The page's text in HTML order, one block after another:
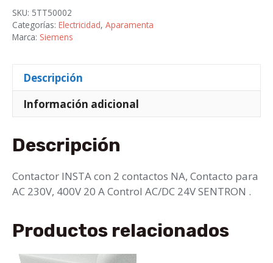
NA,
AC,
400
20
control
AC/DC
SKU: 5TT50002
Categorías: Electricidad, Aparamenta
Marca: Siemens
Descripción
Información adicional
Descripción
Contactor INSTA con 2 contactos NA, Contacto para
AC 230V, 400V 20 A Control AC/DC 24V SENTRON .
Productos relacionados